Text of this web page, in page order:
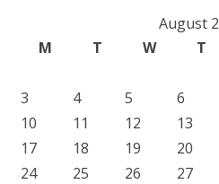
August
M
T W T
3
4 5 6
10
11 12 13
17
18 19 20
24
25 26 27